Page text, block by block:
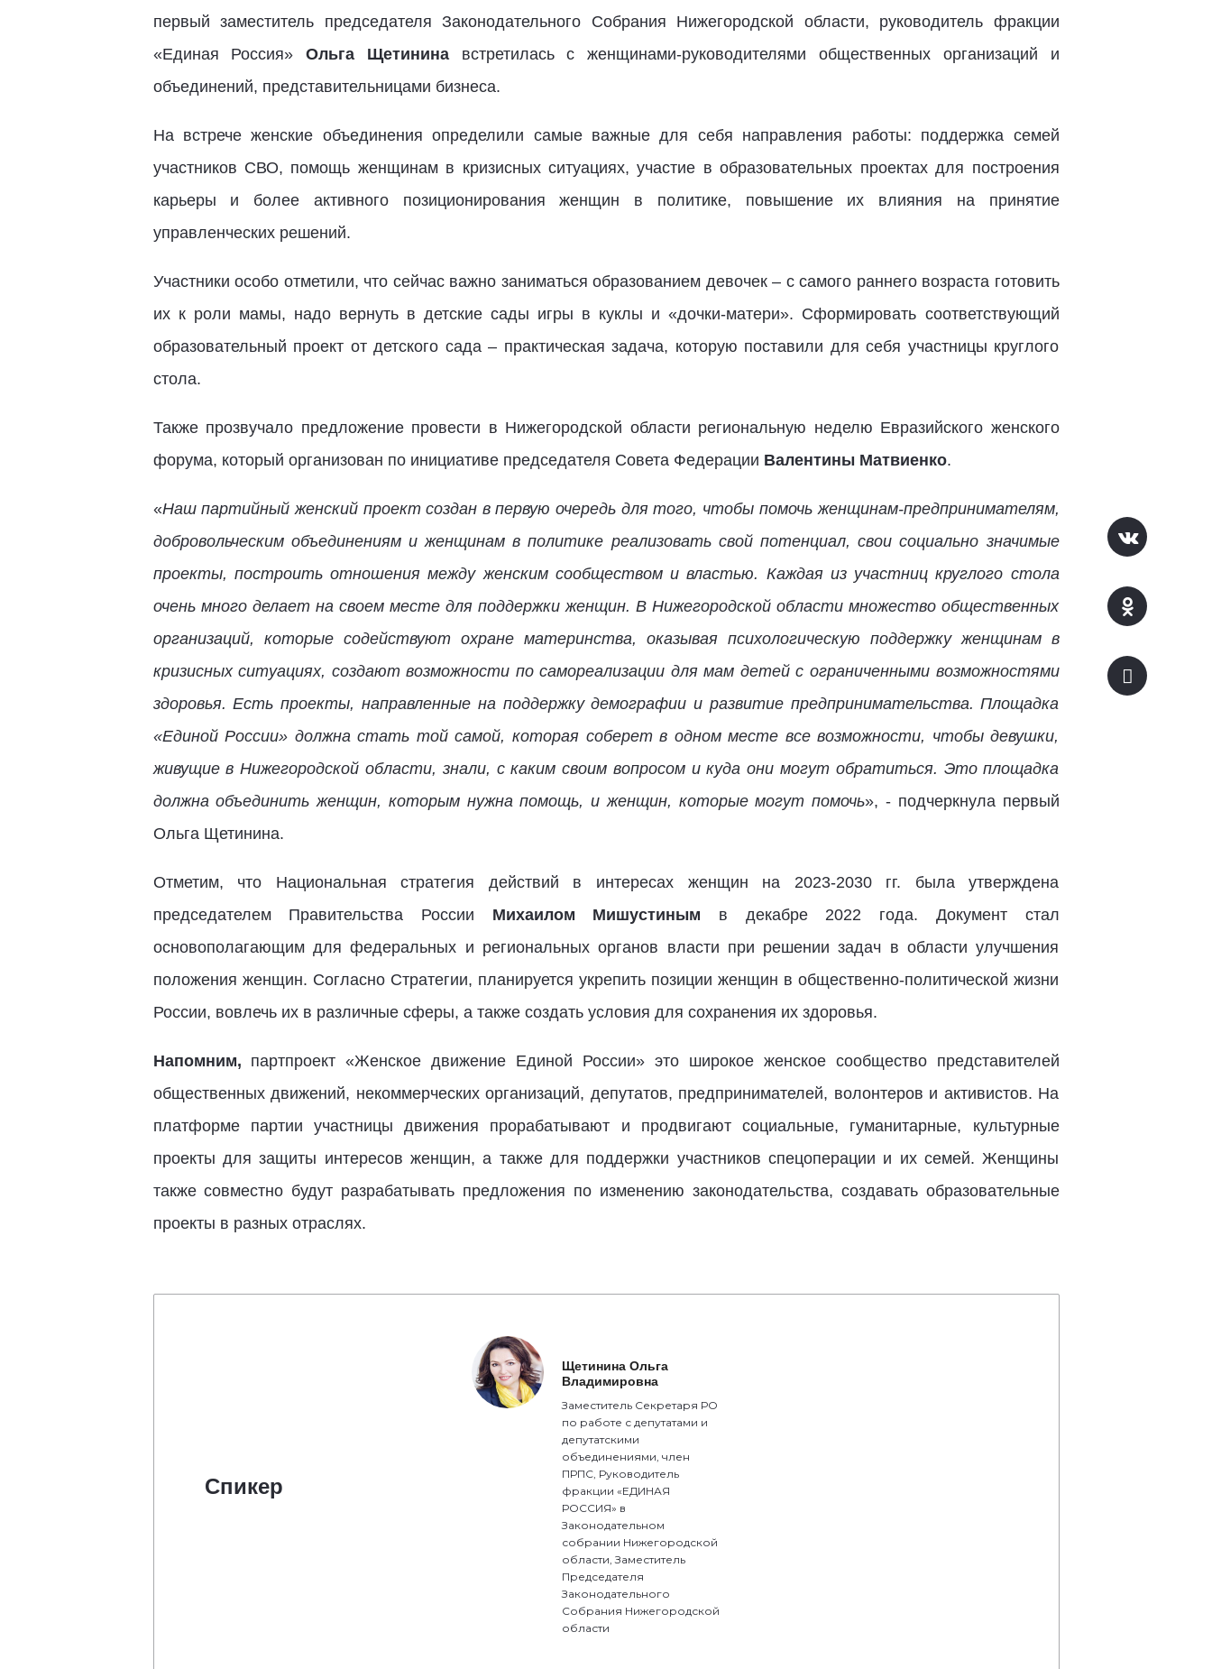
первый заместитель председателя Законодательного Собрания Нижегородской области, руководитель фракции
«Единая Россия»Ольга Щетининавстретилась с женщинами-руководителями общественных организаций и
объединений, представительницами бизнеса.
На встрече женские объединения определили самые важные для себя направления работы: поддержка семей
участников СВО, помощь женщинам в кризисных ситуациях, участие в образовательных проектах для построения
карьеры и более активного позиционирования женщин в политике, повышение их влияния на принятие
управленческих решений.
Участники особо отметили, что сейчас важно заниматься образованием девочек – с самого раннего возраста готовить
их к роли мамы, надо вернуть в детские сады игры в куклы и «дочки-матери». Сформировать соответствующий
образовательный проект от детского сада – практическая задача, которую поставили для себя участницы круглого
стола.
Также прозвучало предложение провести в Нижегородской области региональную неделю Евразийского женского
форума, который организован по инициативе председателя Совета Федерации Валентины Матвиенко.
«Наш партийный женский проект создан в первую очередь для того, чтобы помочь женщинам-предпринимателям,
добровольческим объединениям и женщинам в политике реализовать свой потенциал, свои социально значимые
проекты, построить отношения между женским сообществом и властью. Каждая из участниц круглого стола
очень много делает на своем месте для поддержки женщин. В Нижегородской области множество общественных
организаций, которые содействуют охране материнства, оказывая психологическую поддержку женщинам в
кризисных ситуациях, создают возможности по самореализации для мам детей с ограниченными возможностями
здоровья. Есть проекты, направленные на поддержку демографии и развитие предпринимательства. Площадка
«Единой России» должна стать той самой, которая соберет в одном месте все возможности, чтобы девушки,
живущие в Нижегородской области, знали, с каким своим вопросом и куда они могут обратиться. Это площадка
должна объединить женщин, которым нужна помощь, и женщин, которые могут помочь», - подчеркнула первый
Ольга Щетинина.
Отметим, что Национальная стратегия действий в интересах женщин на 2023-2030 гг. была утверждена
председателем Правительства России Михаилом Мишустиным в декабре 2022 года. Документ стал
основополагающим для федеральных и региональных органов власти при решении задач в области улучшения
положения женщин. Согласно Стратегии, планируется укрепить позиции женщин в общественно-политической жизни
России, вовлечь их в различные сферы, а также создать условия для сохранения их здоровья.
Напомним, партпроект «Женское движение Единой России» это широкое женское сообщество представителей
общественных движений, некоммерческих организаций, депутатов, предпринимателей, волонтеров и активистов. На
платформе партии участницы движения прорабатывают и продвигают социальные, гуманитарные, культурные
проекты для защиты интересов женщин, а также для поддержки участников спецоперации и их семей. Женщины
также совместно будут разрабатывать предложения по изменению законодательства, создавать образовательные
проекты в разных отраслях.
Спикер
Щетинина Ольга
Владимировна
Заместитель Секретаря РО
по работе с депутатами и
депутатскими
объединениями, член
ПРПС, Руководитель
фракции «ЕДИНАЯ
РОССИЯ» в
Законодательном
собрании Нижегородской
области, Заместитель
Председателя
Законодательного
Собрания Нижегородской
области